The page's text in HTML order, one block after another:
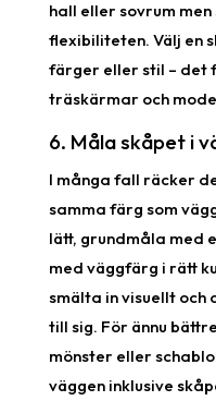
hall eller sovrum
flexibiliteten. Välj en
färger eller stil – det
träskärmar och
6. Måla skåpet i
I många fall räcker
samma färg som
lätt, grundmåla med
med väggfärg i rätt
smälta in visuellt
till sig. För ännu
mönster eller
väggen inklusive